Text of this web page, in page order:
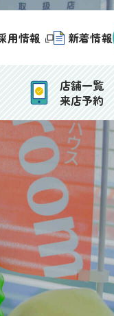
用情報 新着情報
店舗一覧
来店予約